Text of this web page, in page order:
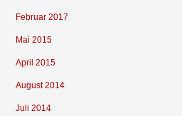
Februar 2017
Mai 2015
April 2015
August 2014
Juli 2014